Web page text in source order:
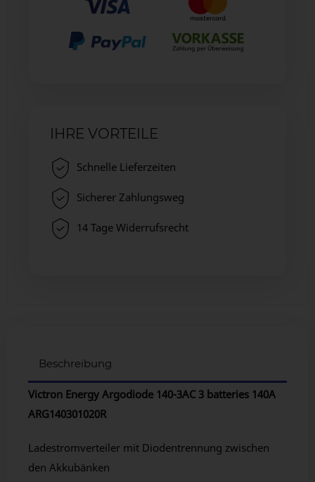
IHRE VORTEILE
Schnelle Lieferzeiten
Sicherer Zahlungsweg
14 Tage Widerrufsrecht
Beschreibung
Victron Energy Argodiode 140-3AC 3 batteries 140A
ARG140301020R
Ladestromverteiler mit Diodentrennung zwischen
den Akkubänken